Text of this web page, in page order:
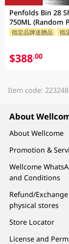
Penfolds Bin 28
750ML (Random
指定品牌送贈品 指
$388.00
Item code: 223248
About
About Wellcome
Promotion &
Wellcome
and Conditions
Refund/
physical stores
Store Locator
License and